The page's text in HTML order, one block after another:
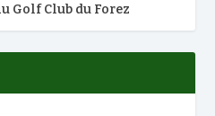
Golf Club du Forez